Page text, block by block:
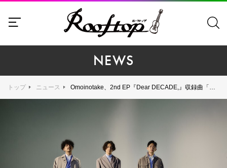
NEWS
トップ ニュース Omoinotake、2nd EP『Dear DECADE,』収録曲「雨と喪失」のMusic Videoが12月22日22時にプレミア公開！ 来春、自身最大キャパでの東阪SPECIAL LIVEの開催が決定！